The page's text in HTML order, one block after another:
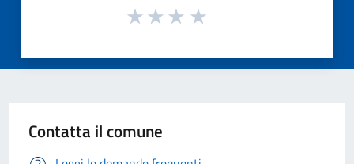
Contatta il comune